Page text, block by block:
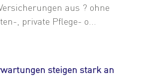
aus ? ohne
, private Pflege- o...
steigen stark an